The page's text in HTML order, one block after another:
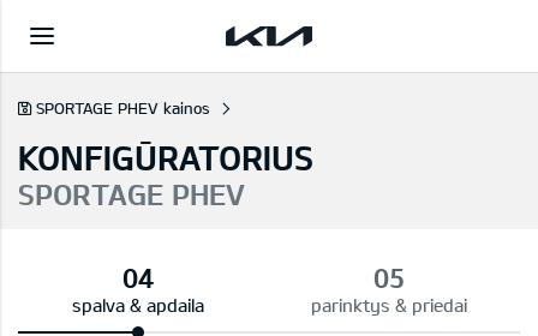
SPORTAGE PHEV kainos
KONFIGŪRATORIUS
SPORTAGE PHEV
spalva & apdaila parinktys & priedai